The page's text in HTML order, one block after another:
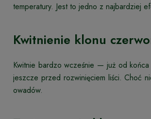
temperatury. Jest to jedno z najbardziej
Kwitnienie klonu
Kwitnie bardzo wcześnie — już od
jeszcze przed rozwinięciem liści. Choć
owadów.